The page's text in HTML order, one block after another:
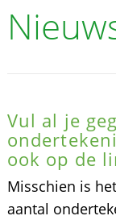
Vul al je
ook op de
Misschien is
aantal